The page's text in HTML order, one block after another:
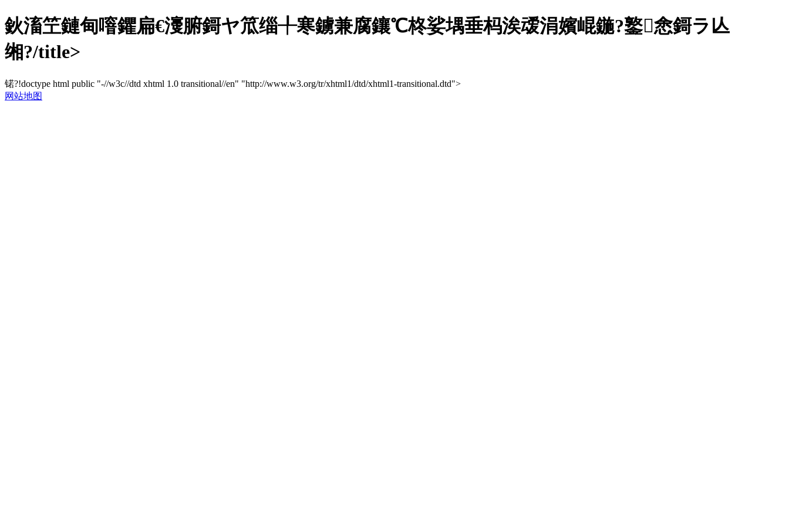
鈥滀笁鏈甸噾鑺扁€濅腑鎶ヤ笟缁╀寒鐪兼腐鑲℃柊娑堣垂杩涘叆涓嬪崐鍦?鐜悆鎶ラ亾
缃?/title>
锘?!doctype html public "-//w3c//dtd xhtml 1.0 transitional//en" "http://www.w3.org/tr/xhtml1/dtd/xhtml1-transitional.dtd">
网站地图